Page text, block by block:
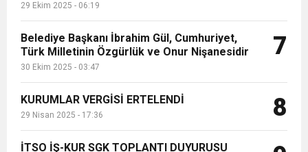
29 Ekim 2025 - 06:19
Belediye Başkanı İbrahim Gül, Cumhuriyet,
Türk Milletinin Özgürlük ve Onur Nişanesidir
30 Ekim 2025 - 03:47
7
KURUMLAR VERGİSİ ERTELENDİ
29 Nisan 2025 - 17:36 8
İTSO İŞ-KUR SGK TOPLANTI DUYURUSU